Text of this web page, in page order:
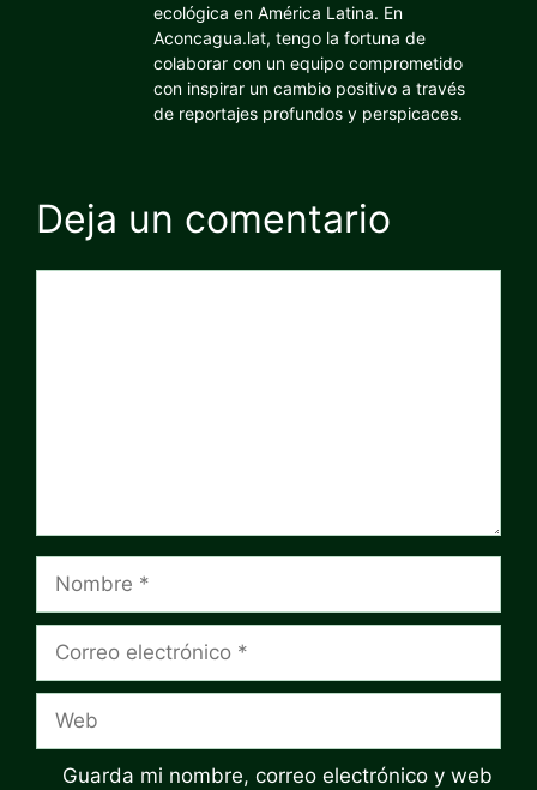
ecológica en América Latina. En
Aconcagua.lat, tengo la fortuna de
colaborar con un equipo comprometido
con inspirar un cambio positivo a través
de reportajes profundos y perspicaces.
Deja un comentario
Nombre
Correo
Web
Guarda mi nombre, correo electrónico y web